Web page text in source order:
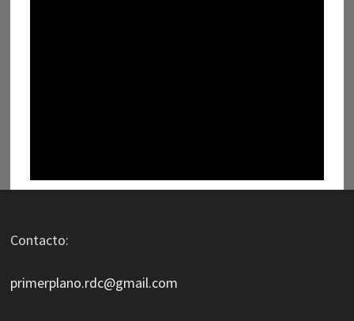
Contacto:
primerplano.rdc@gmail.com